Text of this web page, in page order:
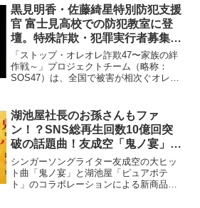
黒見明香・佐藤綺星特別防犯支援
官 富士見高校での防犯教室に登
壇。特殊詐欺・犯罪実行者募集に
関する広報啓発を実施！
「ストップ・オレオレ詐欺47〜家族の絆
作戦～」プロジェクトチーム（略称：
SOS47）は、全国で被害が相次ぐオレオ
害を防止するため、2018年より、全国47
都道府県警察と...
湖池屋社長のお孫さんもファ
ン！？SNS総再生回数10億回突
破の話題曲！友成空「鬼ノ宴」と
湖池屋「ピュアポテト」が異色の
コラボレーション！「ピュアポテ
ト 鬼ノ宴 鬼もハマる辛さ シラチ
シンガーソングライター友成空の大ヒッ
ト曲「鬼ノ宴」と湖池屋「ピュアポテ
ト」のコラボレーションによる新商品